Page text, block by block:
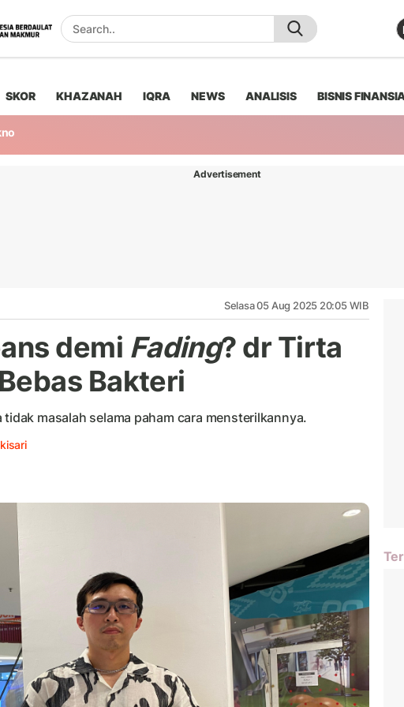
SKOR KHAZANAH IQRA NEWS ANALISIS BISNIS
Advertisement
Selasa 05 Aug 2025 20:05 WIB
demi Fading? dr Tirta
Bakteri
masalah selama paham cara mensterilkannya.